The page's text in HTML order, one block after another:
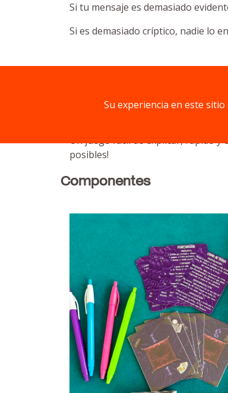
Si tu mensaje es demasiado
Si es demasiado críptico, nadie lo
Un juego fácil de explicar, rápido y
posibles!
Componentes
Su experiencia en este